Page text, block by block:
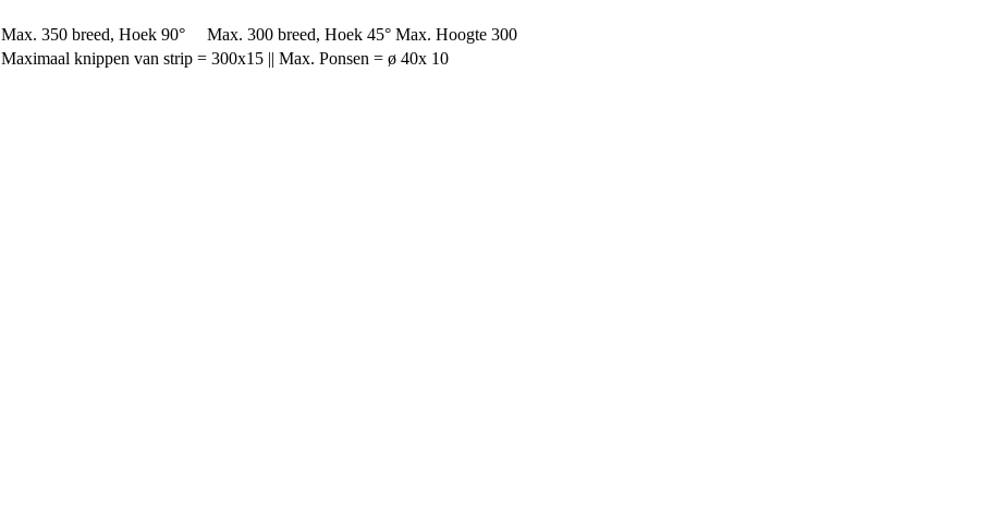
Max. 350 breed, Hoek 90° Max. 300 breed, Hoek 45° Max. Hoogte 300
Maximaal knippen van strip = 300x15 || Max. Ponsen = ø 40x 10